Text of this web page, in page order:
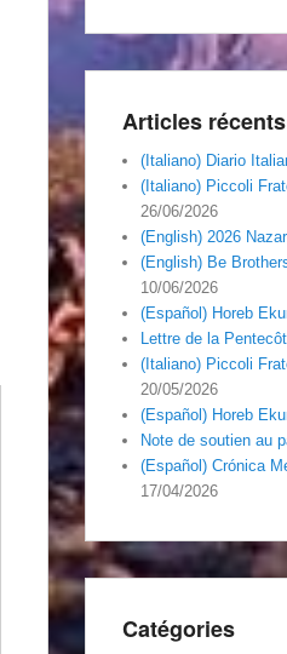
Articles récents
(Italiano) Diario
(Italiano) Piccoli
26/06/2026
(English) 2026
(English) Be
10/06/2026
(Español) Horeb
Lettre de la
(Italiano) Piccoli
20/05/2026
(Español) Horeb
Note de soutien au
(Español) Crónica
17/04/2026
Catégories